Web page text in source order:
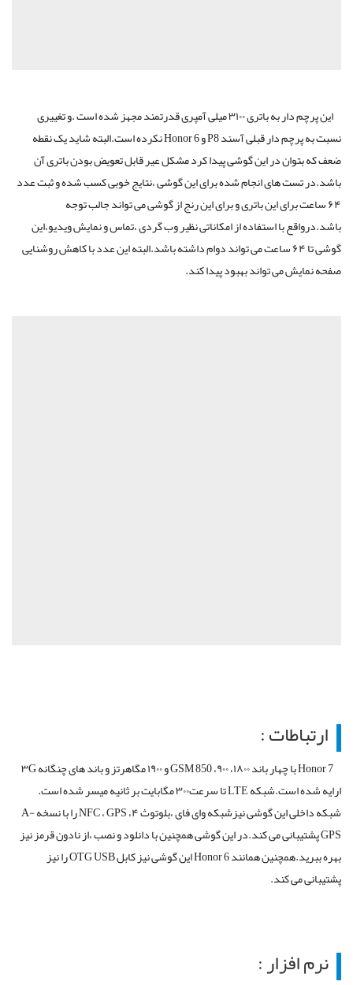
این پرچم دار به باتری ۳۱۰۰ میلی آمپری قدرتمند مجهز شده است .و تغییری
نسبت به پرچم دار قبلی آسند P8 و Honor 6 نکرده است.البته شاید یک نقطه
ضعف که بتوان در این گوشی پیدا کرد مشکل عیر قابل تعویض بودن باتری آن
باشد.در تست های انجام شده برای این گوشی ،نتایج خوبی کسب شده و ثبت عدد
۶۴ ساعت برای این باتری و برای این رنج از گوشی می تواند جالب توجه
باشد.درواقع با استفاده از امکاناتی نظیر وب گردی ،تماس و نمایش ویدیو،این
گوشی تا ۶۴ ساعت می تواند دوام داشته باشد.البته این عدد با کاهش روشنایی
صفحه نمایش می تواند بهبود پیدا کند.
ارتباطات :
Honor 7 با چهار باند GSM 850 ،۹۰۰ ،۱۸۰۰ و ۱۹۰۰ مگاهرتز و باند های چنگانه ۳G
ارایه شده است.شبکه LTE تا سرعت۳۰۰ مگابایت بر ثانیه میسر شده است.
شبکه داخلی این گوشی نیزشبکه وای فای ،بلوتوث ۴، NFC ، GPS را با نسخه A-
GPS پشتیبانی می کند.در این گوشی همچنین با دانلود و نصب ،از نادون قرمز نیز
بهره ببرید.همچنین همانند Honor 6 این گوشی نیز کابل OTG USB را نیز
پشتیبانی می کند.
نرم افزار :